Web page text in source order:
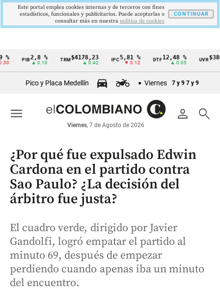
Cintillo
económicos
Colombia
PIB 2,8 %
▲ 0.10
TRM $4178,23
▲ 0.42
IPC 5,81 %
▼ 0.12
DTF 12,48 %
▲ 0.05
UVR
▲
Pico y Placa Medellín Viernes 7 y 9 7 y 9
person search
Viernes, 7 de Agosto de 2026
menu
¿Por qué fue expulsado Edwin
Cardona en el partido contra
Sao Paulo? ¿La decisión del
árbitro fue justa?
El cuadro verde, dirigido por Javier
Gandolfi, logró empatar el partido al
minuto 69, después de empezar
perdiendo cuando apenas iba un minuto
del encuentro.
Este portal emplea cookies internas y de terceros con fines
estadísticos, funcionales y publicitarios. Puede aceptarlas o
consultar más en nuestra politica de cookies
CONTINUAR